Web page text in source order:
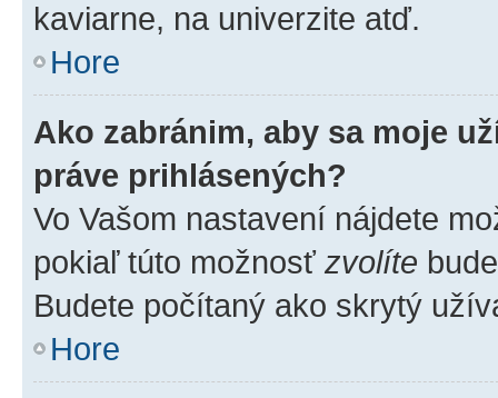
kaviarne, na univerzite atď.
Hore
Ako zabránim, aby sa moje
práve prihlásených?
Vo Vašom nastavení nájdete
pokiaľ túto možnosť zvolíte
Budete počítaný ako skrytý
Hore